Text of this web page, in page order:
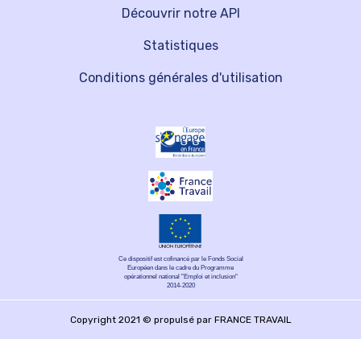
Découvrir notre API
Statistiques
Conditions générales d'utilisation
Ce dispositif est cofinancé par le Fonds Social
Européen dans le cadre du Programme
opérationnel national "Emploi et inclusion"
2014-2020
Copyright 2021 © propulsé par FRANCE TRAVAIL